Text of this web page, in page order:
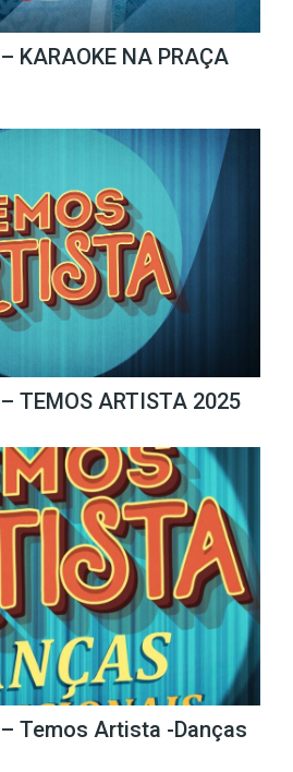
KARAOKE NA PRAÇA
TEMOS ARTISTA 2025
– Temos Artista -Danças